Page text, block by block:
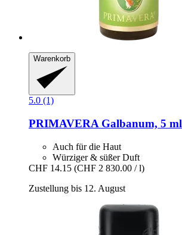
Warenkorb
5.0 (1)
PRIMAVERA Galbanum, 5 ml
Auch für die Haut
Würziger & süßer Duft
CHF 14.15 (CHF 2 830.00 / l)
Zustellung bis 12. August